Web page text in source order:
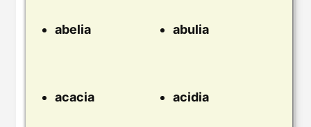
abelia abulia
acacia acidia